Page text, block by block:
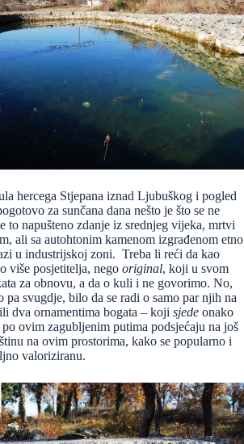
hercega Stjepana iznad Ljubuškog i pogled
za sunčana dana nešto je što se ne
to napušteno zdanje iz srednjeg vijeka, mrtvi
ali sa autohtonim kamenom izgrađenom etno
u industrijskoj zoni. Treba li reći da kao
više posjetitelja, nego original, koji u svom
za obnovu, a da o kuli i ne govorimo. No,
pa svugdje, bilo da se radi o samo par njih na
dva ornamentima bogata – koji sjede onako
ovim zagubljenim putima podsjećaju na još
na ovim prostorima, kako se popularno i
valoriziranu.